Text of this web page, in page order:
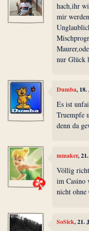
hach,ihr
mir
nur Glück
Dumba, 18.
Es ist
Truempfe
denn da
mmaker,
Völlig
im Casino
nicht ohne
SoSick, 21.